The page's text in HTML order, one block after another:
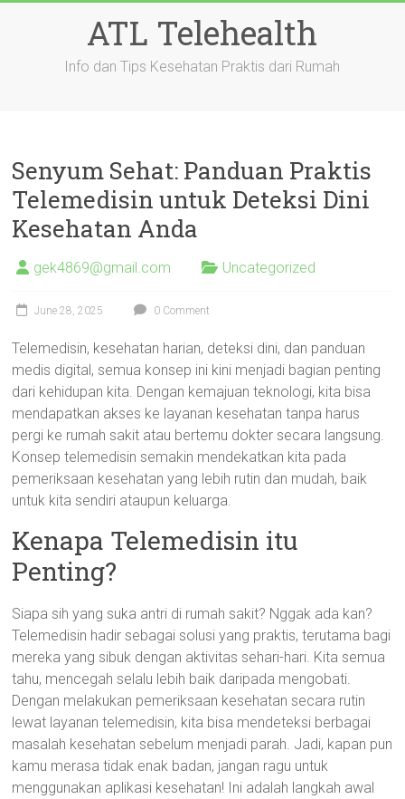
ATL Telehealth
Info dan Tips Kesehatan Praktis dari Rumah
Senyum Sehat: Panduan Praktis
Telemedisin untuk Deteksi Dini
Kesehatan Anda
gek4869@gmail.com Uncategorized
June 28, 2025 0 Comment
Telemedisin, kesehatan harian, deteksi dini, dan panduan
medis digital, semua konsep ini kini menjadi bagian penting
dari kehidupan kita. Dengan kemajuan teknologi, kita bisa
mendapatkan akses ke layanan kesehatan tanpa harus
pergi ke rumah sakit atau bertemu dokter secara langsung.
Konsep telemedisin semakin mendekatkan kita pada
pemeriksaan kesehatan yang lebih rutin dan mudah, baik
untuk kita sendiri ataupun keluarga.
Kenapa Telemedisin itu
Penting?
Siapa sih yang suka antri di rumah sakit? Nggak ada kan?
Telemedisin hadir sebagai solusi yang praktis, terutama bagi
mereka yang sibuk dengan aktivitas sehari-hari. Kita semua
tahu, mencegah selalu lebih baik daripada mengobati.
Dengan melakukan pemeriksaan kesehatan secara rutin
lewat layanan telemedisin, kita bisa mendeteksi berbagai
masalah kesehatan sebelum menjadi parah. Jadi, kapan pun
kamu merasa tidak enak badan, jangan ragu untuk
menggunakan aplikasi kesehatan! Ini adalah langkah awal